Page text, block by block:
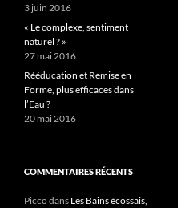
3 juin 2016
« Le complexe, sentiment
naturel ? »
27 mai 2016
Rééducation et Remise en
Forme, plus efficaces dans
l’Eau ?
20 mai 2016
COMMENTAIRES RÉCENTS
Piccodans Les Bains écossais,